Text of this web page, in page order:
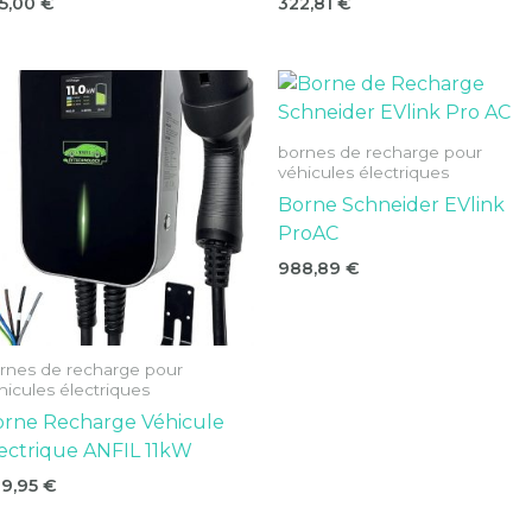
de recharge pour
électriques
Recharge Véhicule
ANFIL 11kW
€
bornes de recharge pour
véhicules électriques
Borne Schneider EVlink
ProAC
988,89 €